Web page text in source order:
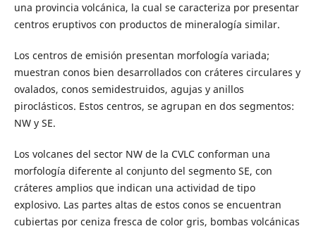
una provincia volcánica, la cual se caracteriza por presentar
centros eruptivos con productos de mineralogía similar.
Los centros de emisión presentan morfología variada;
muestran conos bien desarrollados con cráteres circulares y
ovalados, conos semidestruidos, agujas y anillos
piroclásticos. Estos centros, se agrupan en dos segmentos:
NW y SE.
Los volcanes del sector NW de la CVLC conforman una
morfología diferente al conjunto del segmento SE, con
cráteres amplios que indican una actividad de tipo
explosivo. Las partes altas de estos conos se encuentran
cubiertas por ceniza fresca de color gris, bombas volcánicas